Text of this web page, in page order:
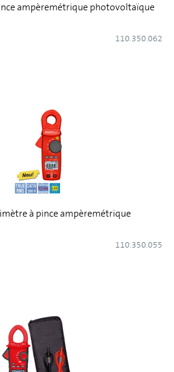
ampèremétrique photovoltaïque
110.350.062
à pince ampèremétrique
110.350.055